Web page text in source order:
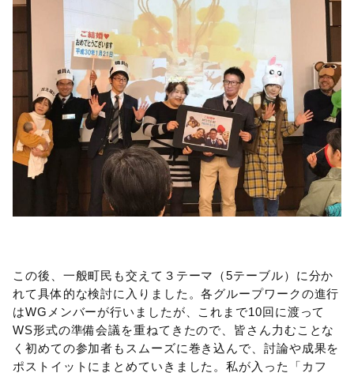
この後、一般町民も交えて３テーマ（5テーブル）に分か
れて具体的な検討に入りました。各グループワークの進行
はWGメンバーが行いましたが、これまで10回に渡って
WS形式の準備会議を重ねてきたので、皆さん力むことな
く初めての参加者もスムーズに巻き込んで、討論や成果を
ポストイットにまとめていきました。私が入った「カフ